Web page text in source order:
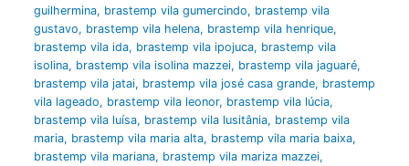
guilhermina, brastemp vila gumercindo, brastemp vila
gustavo, brastemp vila helena, brastemp vila henrique,
brastemp vila ida, brastemp vila ipojuca, brastemp vila
isolina, brastemp vila isolina mazzei, brastemp vila jaguaré,
brastemp vila jatai, brastemp vila josé casa grande, brastemp
vila lageado, brastemp vila leonor, brastemp vila lúcia,
brastemp vila luísa, brastemp vila lusitânia, brastemp vila
maria, brastemp vila maria alta, brastemp vila maria baixa,
brastemp vila mariana, brastemp vila mariza mazzei,